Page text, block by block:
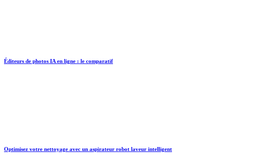
Éditeurs de photos IA en ligne : le comparatif
Optimisez votre nettoyage avec un aspirateur robot laveur intelligent